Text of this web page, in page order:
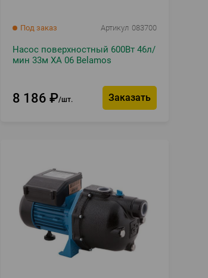
Под заказ Артикул 083700
Насос поверхностный 600Вт 46л/
мин 33м XA 06 Belamos
8 186 ₽ шт. Заказать